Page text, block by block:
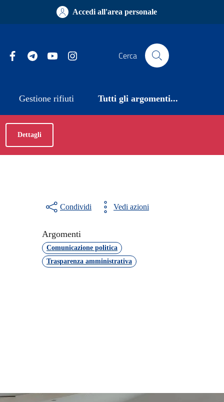
Accedi all'area personale
FacebookTelegramYouTube Cerca
Gestione rifiuti Tutti gli argomenti...
Dettagli
Condividi Vedi azioni
Argomenti
Comunicazione politica
Trasparenza amministrativa